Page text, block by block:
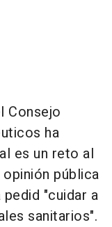
Consejo
ha
es un reto al
pública
"cuidar a
sanitarios".